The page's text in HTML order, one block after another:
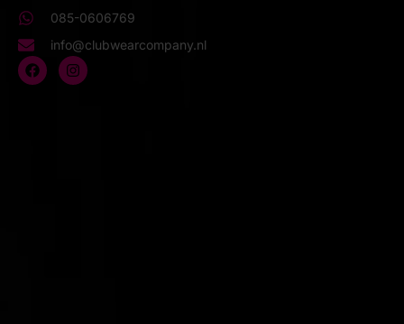
085-0606769
info@clubwearcompany.nl